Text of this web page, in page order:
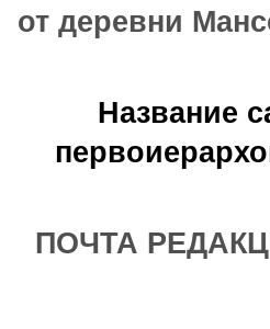
от деревни
Название
ПОЧТА